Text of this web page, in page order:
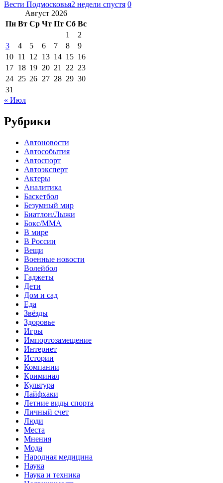
Вести Подмосковья2 недели спустя 0
Август 2026
Пн Вт Ср Чт Пт Сб Вс
1
2
3
4 5 6 7 8
9
10 11 12 13 14 15 16
17 18 19 20 21 22 23
24 25 26 27 28 29 30
31
« Июл
Рубрики
Автоновости
Автособытия
Автоспорт
Автоэксперт
Актеры
Аналитика
Баскетбол
Безумный мир
Биатлон/Лыжи
Бокс/MMA
В мире
В России
Вещи
Военные новости
Волейбол
Гаджеты
Дети
Дом и сад
Еда
Звёзды
Здоровье
Игры
Импортозамещение
Интернет
Истории
Компании
Криминал
Культура
Лайфхаки
Летние виды спорта
Личный счет
Люди
Места
Мнения
Мода
Народная медицина
Наука
Наука и техника